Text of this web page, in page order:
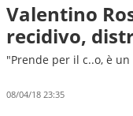
Valentino
recidivo,
"Prende per il c..o, è
08/04/18 23:35